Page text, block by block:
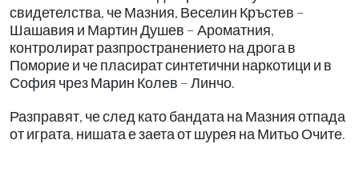
свидетелства, че Мазния, Веселин Кръстев –
Шашавия и Мартин Душев – Ароматния,
контролират разпространението на дрога в
Поморие и че пласират синтетични наркотици и в
София чрез Марин Колев – Линчо.
Разправят, че след като бандата на Мазния отпада
от играта, нишата е заета от шурея на Митьо Очите.